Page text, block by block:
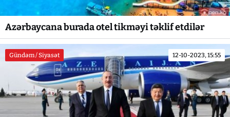
Azərbaycana burada otel tikməyi təklif etdilər
Gündəm / Siyasət 12-10-2023, 15:55